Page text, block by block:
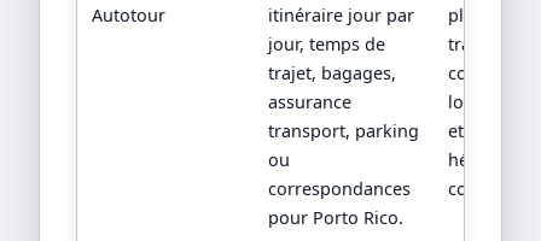
Autotour
itinéraire jour par
jour, temps de
trajet, bagages,
assurance
transport, parking
ou
correspondances
pour Porto Rico.
plan de
transport,
conditions
location/
et
confirmés.